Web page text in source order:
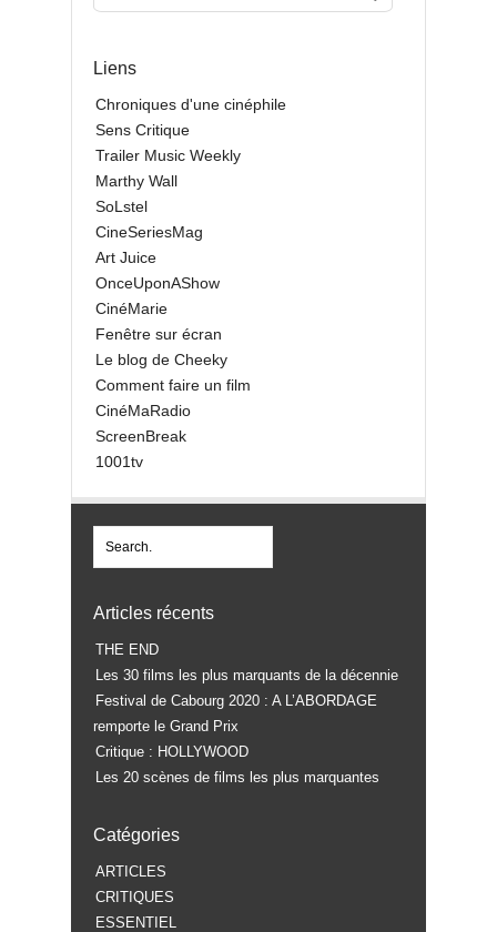
Liens
Chroniques d'une cinéphile
Sens Critique
Trailer Music Weekly
Marthy Wall
SoLstel
CineSeriesMag
Art Juice
OnceUponAShow
CinéMarie
Fenêtre sur écran
Le blog de Cheeky
Comment faire un film
CinéMaRadio
ScreenBreak
1001tv
Articles récents
THE END
Les 30 films les plus marquants de la décennie
Festival de Cabourg 2020 : A L’ABORDAGE
remporte le Grand Prix
Critique : HOLLYWOOD
Les 20 scènes de films les plus marquantes
Catégories
ARTICLES
CRITIQUES
ESSENTIEL